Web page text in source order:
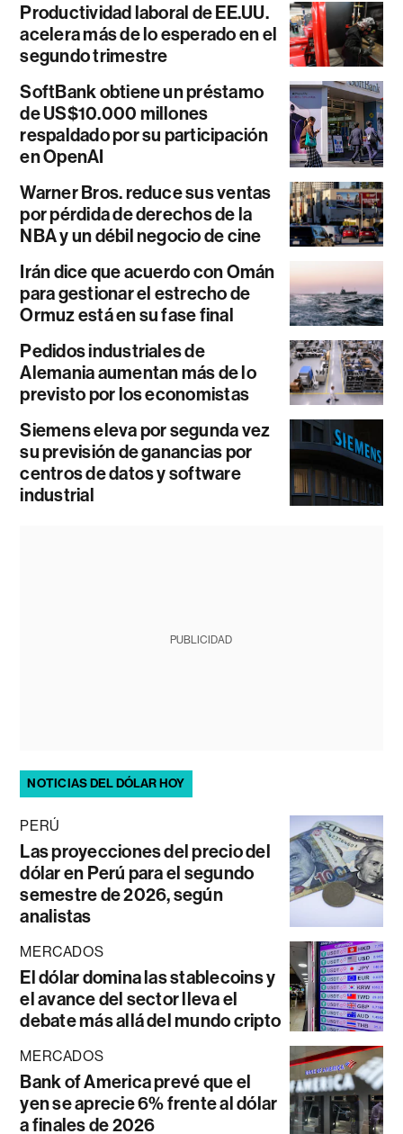
Productividad laboral de EE.UU.
acelera más de lo esperado en el
segundo trimestre
SoftBank obtiene un préstamo
de US$10.000 millones
respaldado por su participación
en OpenAI
Warner Bros. reduce sus ventas
por pérdida de derechos de la
NBA y un débil negocio de cine
Irán dice que acuerdo con Omán
para gestionar el estrecho de
Ormuz está en su fase final
Pedidos industriales de
Alemania aumentan más de lo
previsto por los economistas
Siemens eleva por segunda vez
su previsión de ganancias por
centros de datos y software
industrial
PUBLICIDAD
NOTICIAS DEL DÓLAR HOY
PERÚ
Las proyecciones del precio del
dólar en Perú para el segundo
semestre de 2026, según
analistas
MERCADOS
El dólar domina las stablecoins y
el avance del sector lleva el
debate más allá del mundo cripto
MERCADOS
Bank of America prevé que el
yen se aprecie 6% frente al dólar
a finales de 2026